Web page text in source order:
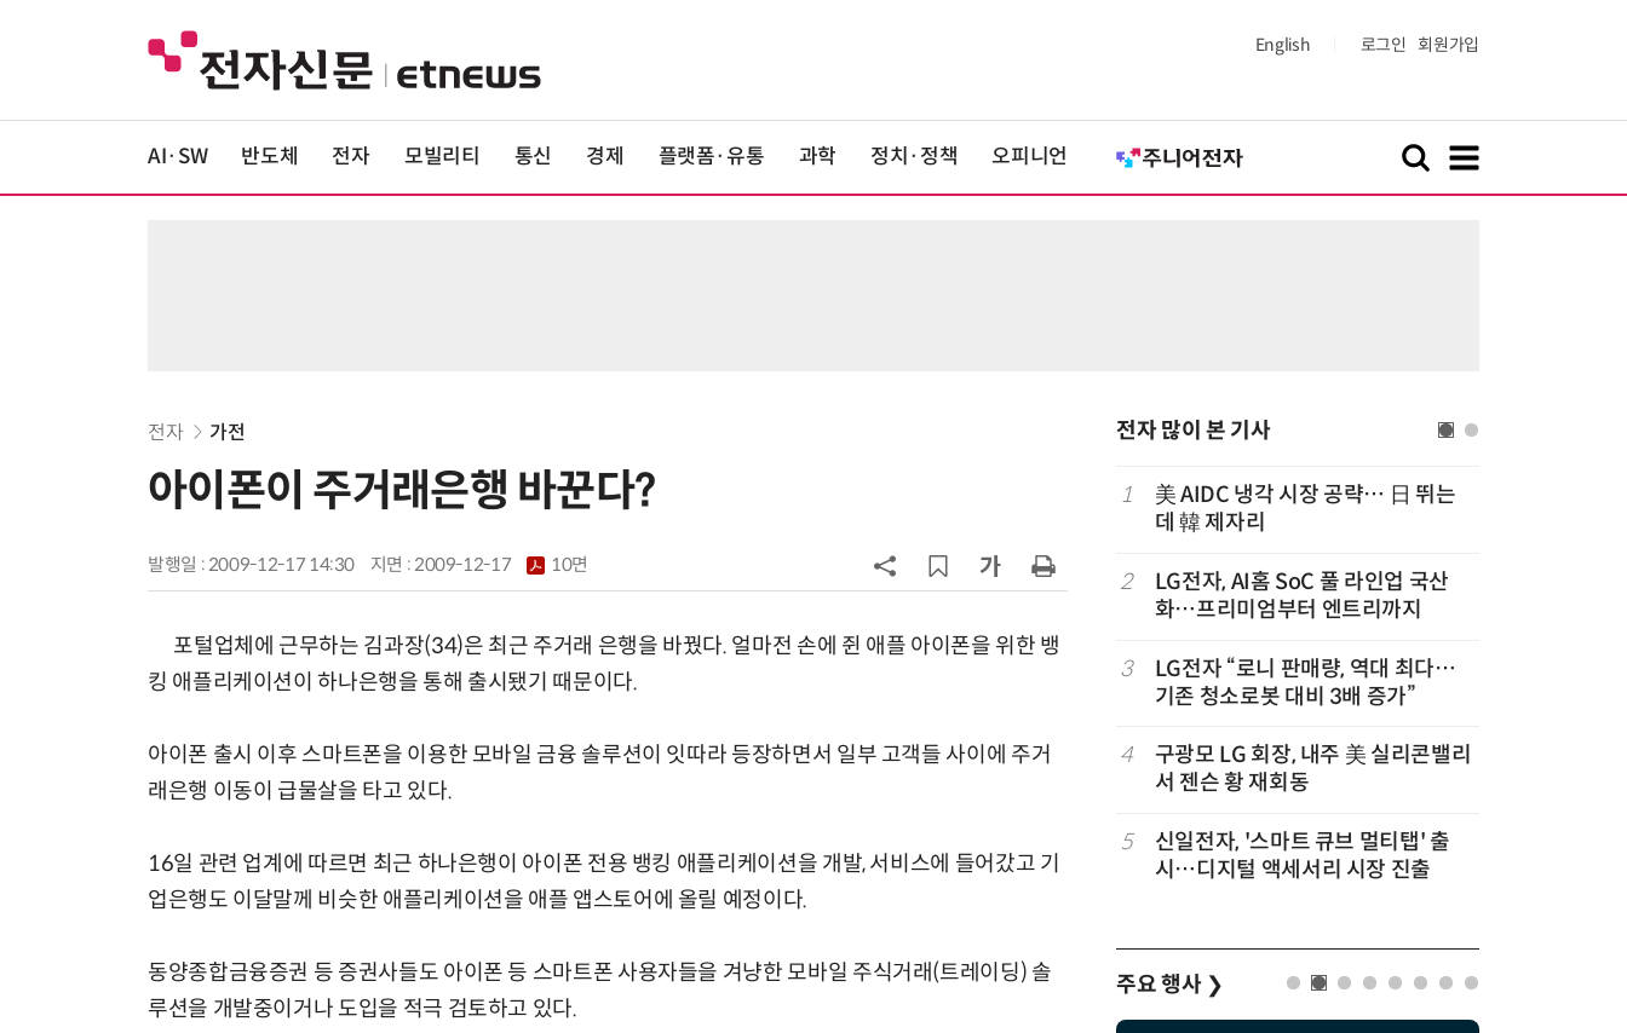
English 로그인 회원가입
AI·SW 반도체 전자 모빌리티 통신 경제 플랫폼·유통 과학 정치·정책 오피니언
전자 가전
아이폰이 주거래은행 바꾼다?
발행일 : 2009-12-17 14:30 지면 :2009-12-17 10면
포털업체에 근무하는 김과장(34)은 최근 주거래 은행을 바꿨다. 얼마전 손에 쥔 애플 아이폰을 위한 뱅
킹 애플리케이션이 하나은행을 통해 출시됐기 때문이다.
아이폰 출시 이후 스마트폰을 이용한 모바일 금융 솔루션이 잇따라 등장하면서 일부 고객들 사이에 주거
래은행 이동이 급물살을 타고 있다.
16일 관련 업계에 따르면 최근 하나은행이 아이폰 전용 뱅킹 애플리케이션을 개발, 서비스에 들어갔고 기
업은행도 이달말께 비슷한 애플리케이션을 애플 앱스토어에 올릴 예정이다.
동양종합금융증권 등 증권사들도 아이폰 등 스마트폰 사용자들을 겨냥한 모바일 주식거래(트레이딩) 솔
루션을 개발중이거나 도입을 적극 검토하고 있다.
전자 많이 본 기사
'게이밍위크' 삼성전자-LG전자 유럽
9
“상장폐지 막아라”…중소 가전 기업,
지 대응을
1
美 AIDC 냉각 시장 공략… 日 뛰는
데 韓 제자리
2
LG전자, AI홈 SoC 풀 라인업 국산
화…프리미엄부터 엔트리까지
3
LG전자 “로니 판매량, 역대 최다…
기존 청소로봇 대비 3배 증가”
4
구광모 LG 회장, 내주 美 실리콘밸리
서 젠슨 황 재회동
5
신일전자, '스마트 큐브 멀티탭' 출
시…디지털 액세서리 시장 진출
주요 행사 ❯